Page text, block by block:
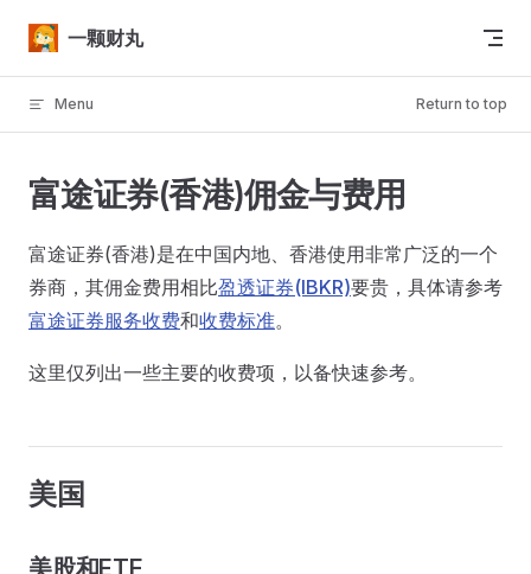
Skip to content
一颗财丸
Menu Return to top
富途证券(香港)佣金与费用
富途证券(香港)是在中国内地、香港使用非常广泛的一个
券商，其佣金费用相比盈透证券(IBKR)要贵，具体请参考
富途证券服务收费和收费标准。
这里仅列出一些主要的收费项，以备快速参考。
美国
美股和ETF